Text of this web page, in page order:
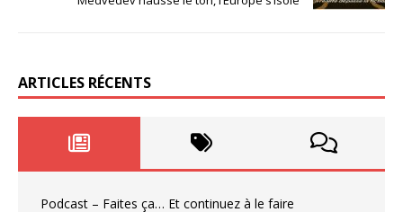
ARTICLES RÉCENTS
Podcast – Faites ça… Et continuez à le faire